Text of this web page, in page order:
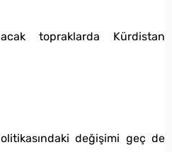
topraklarda Kürdistan
değişimi geç de